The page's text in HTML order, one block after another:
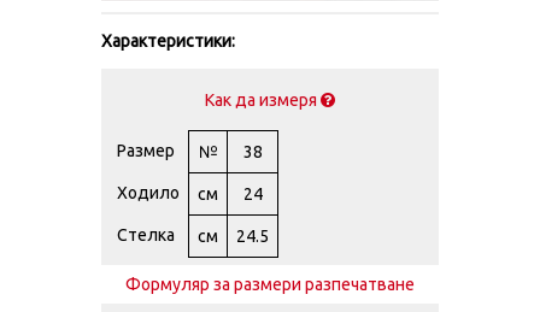
Характеристики:
Как да измеря
Размер № 38
Ходило см 24
Стелка см 24.5
Формуляр за размери разпечатване